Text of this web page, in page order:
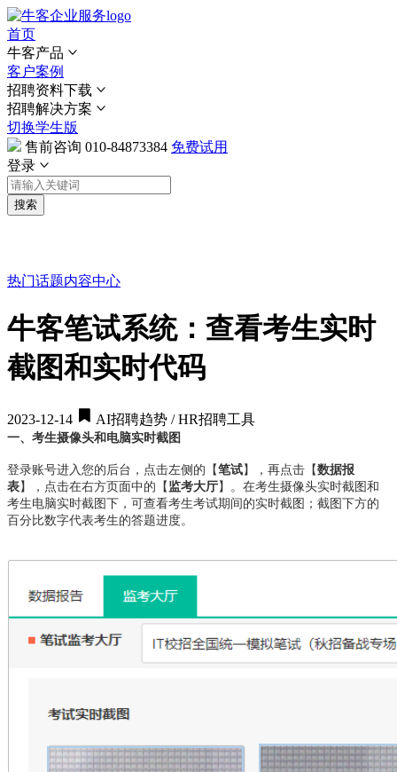
首页
牛客产品
客户案例
招聘资料下载
招聘解决方案
切换学生版
售前咨询 010-84873384 免费试用
登录
搜索
热门话题内容中心
牛客笔试系统：查看考生实时
截图和实时代码
2023-12-14
AI招聘趋势 / HR招聘工具
一、考生摄像头和电脑实时截图
登录账号进入您的后台，点击左侧的【笔试】，再点击【数据报
表】，点击在右方页面中的【监考大厅】。在考生摄像头实时截图和
考生电脑实时截图下，可查看考生考试期间的实时截图；截图下方的
百分比数字代表考生的答题进度。